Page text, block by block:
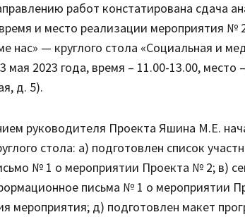
работ констатирована сдача
и место реализации мероприятия №
нас» — круглого стола «Социальная и
2023 года, время – 11.00-13.00, место
д. 5).
руководителя Проекта Яшина М.Е.
стола: а) подготовлен список
№ 1 о мероприятии Проекта № 2; в)
письма № 1 о мероприятии
мероприятия; д) подготовлен макет